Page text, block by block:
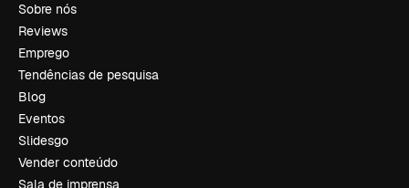
Sobre nós
Reviews
Emprego
Tendências de pesquisa
Blog
Eventos
Slidesgo
Vender conteúdo
Sala de imprensa